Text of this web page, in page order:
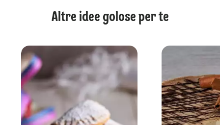
Altre idee golose per te